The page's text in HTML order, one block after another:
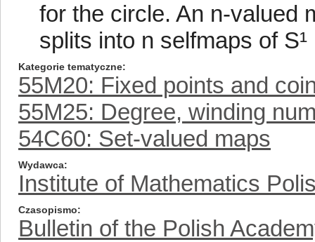
for the circle. An n-valued
splits into n selfmaps of
Kategorie tematyczne
55M20: Fixed points and
55M25: Degree, winding
54C60: Set-valued maps
Wydawca
Institute of Mathematics
Czasopismo
Bulletin of the Polish